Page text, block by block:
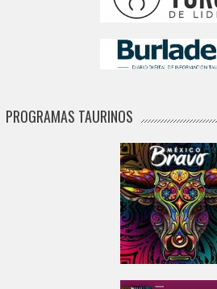
PROGRAMAS TAURINOS